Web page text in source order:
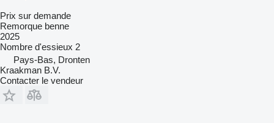
Prix sur demande
Remorque benne
2025
Nombre d'essieux 2
Pays-Bas, Dronten
Kraakman B.V.
Contacter le vendeur